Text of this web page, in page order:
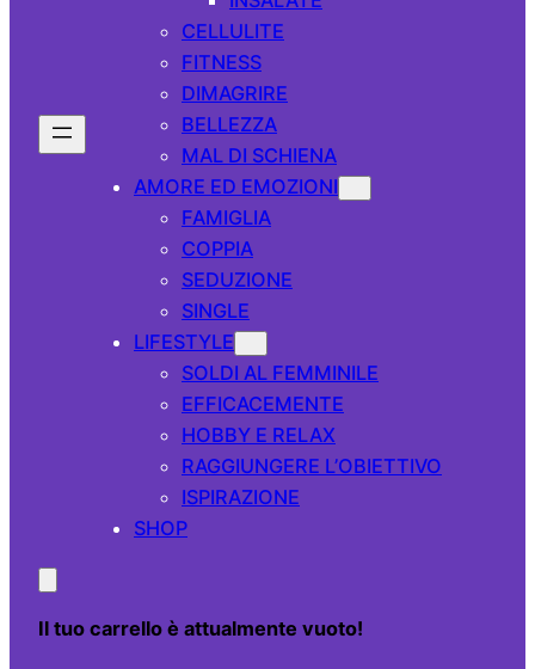
CELLULITE
FITNESS
DIMAGRIRE
BELLEZZA
MAL DI SCHIENA
AMORE ED EMOZIONI
FAMIGLIA
COPPIA
SEDUZIONE
SINGLE
LIFESTYLE
SOLDI AL FEMMINILE
EFFICACEMENTE
HOBBY E RELAX
RAGGIUNGERE L’OBIETTIVO
ISPIRAZIONE
SHOP
Il tuo carrello è attualmente vuoto!